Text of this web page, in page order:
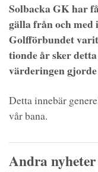
Solbacka GK har
gälla från och med
Golfförbundet
tionde år sker
värderingen gjorde
Detta innebär
vår bana.
Andra nyheter